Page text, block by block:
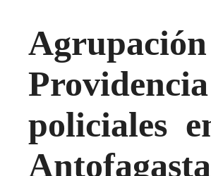
policiales
Antofagasta